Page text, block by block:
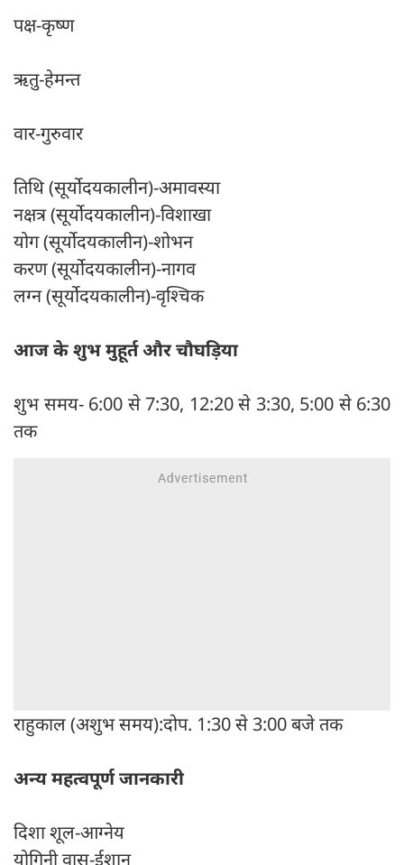
पक्ष-कृष्ण
ऋतु-हेमन्त
वार-गुरुवार
तिथि (सूर्योदयकालीन)-अमावस्या
नक्षत्र (सूर्योदयकालीन)-विशाखा
योग (सूर्योदयकालीन)-शोभन
करण (सूर्योदयकालीन)-नागव
लग्न (सूर्योदयकालीन)-वृश्चिक
आज के शुभ मुहूर्त और चौघड़िया
शुभ समय- 6:00 से 7:30, 12:20 से 3:30, 5:00 से 6:30
तक
राहुकाल (अशुभ समय):दोप. 1:30 से 3:00 बजे तक
अन्य महत्वपूर्ण जानकारी
दिशा शूल-आग्नेय
योगिनी वास-ईशान